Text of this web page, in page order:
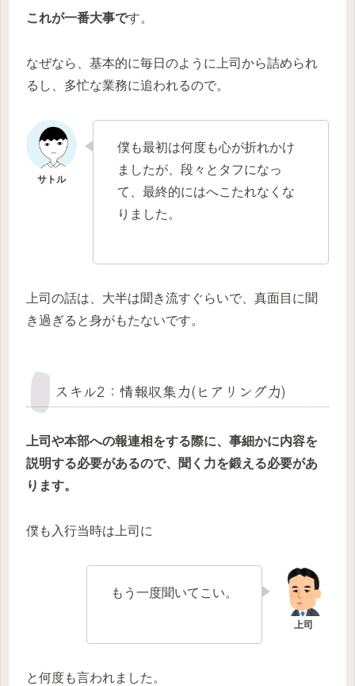
これが一番大事です。
なぜなら、基本的に毎日のように上司から詰められ
るし、多忙な業務に追われるので。
僕も最初は何度も心が折れかけ
ましたが、段々とタフになっ
て、最終的にはへこたれなくな
りました。
上司の話は、大半は聞き流すぐらいで、真面目に聞
き過ぎると身がもたないです。
スキル2：情報収集力(ヒアリング力)
上司や本部への報連相をする際に、事細かに内容を
説明する必要があるので、聞く力を鍛える必要があ
ります。
僕も入行当時は上司に
もう一度聞いてこい。
と何度も言われました。